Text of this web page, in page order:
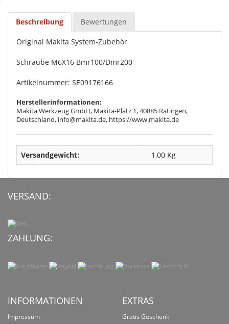
Beschreibung Bewertungen
Original Makita System-Zubehör
Schraube M6X16 Bmr100/Dmr200
Artikelnummer: SE09176166
Herstellerinformationen:
Makita Werkzeug GmbH, Makita-Platz 1, 40885 Ratingen,
Deutschland, info@makita.de, https://www.makita.de
Versandgewicht: 1,00 Kg
VERSAND:
ZAHLUNG:
INFORMATIONEN
Impressum
EXTRAS
Gratis Geschenk